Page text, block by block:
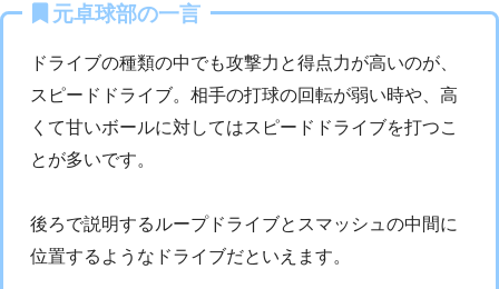
元卓球部の一言
ドライブの種類の中でも攻撃力と得点力が高いのが、
スピードドライブ。相手の打球の回転が弱い時や、高
くて甘いボールに対してはスピードドライブを打つこ
とが多いです。
後ろで説明するループドライブとスマッシュの中間に
位置するようなドライブだといえます。